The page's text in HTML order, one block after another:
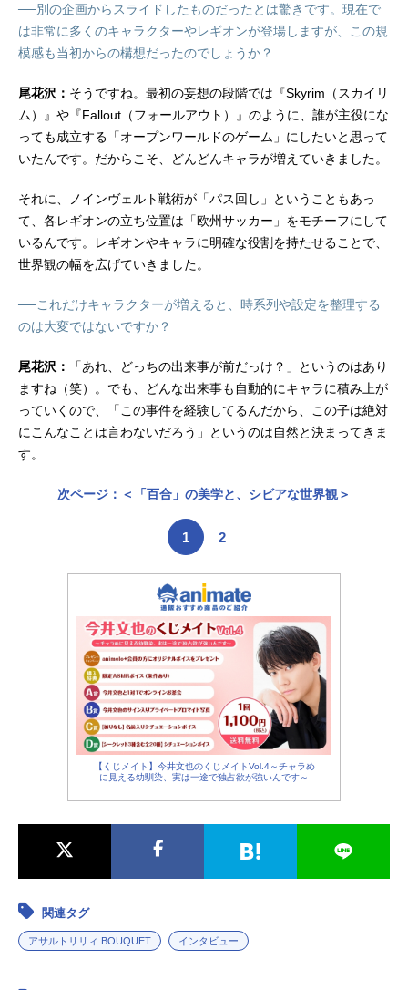
──別の企画からスライドしたものだったとは驚きです。現在で
は非常に多くのキャラクターやレギオンが登場しますが、この規
模感も当初からの構想だったのでしょうか？
尾花沢： そうですね。最初の妄想の段階では『Skyrim（スカイリ
ム）』や『Fallout（フォールアウト）』のように、誰が主役にな
っても成立する「オープンワールドのゲーム」にしたいと思って
いたんです。だからこそ、どんどんキャラが増えていきました。
それに、ノインヴェルト戦術が「パス回し」ということもあっ
て、各レギオンの立ち位置は「欧州サッカー」をモチーフにして
いるんです。レギオンやキャラに明確な役割を持たせることで、
世界観の幅を広げていきました。
──これだけキャラクターが増えると、時系列や設定を整理する
のは大変ではないですか？
尾花沢：
「あれ、どっちの出来事が前だっけ？」というのはあり
ますね（笑）。でも、どんな出来事も自動的にキャラに積み上が
っていくので、「この事件を経験してるんだから、この子は絶対
にこんなことは言わないだろう」というのは自然と決まってきま
す。
次ページ：＜「百合」の美学と、シビアな世界観＞
1 2
【くじメイト】今井文也のくじメイトVol.4～チャラめ
に見える幼馴染、実は一途で独占欲が強いんです～
関連タグ
アサルトリリィ BOUQUET インタビュー